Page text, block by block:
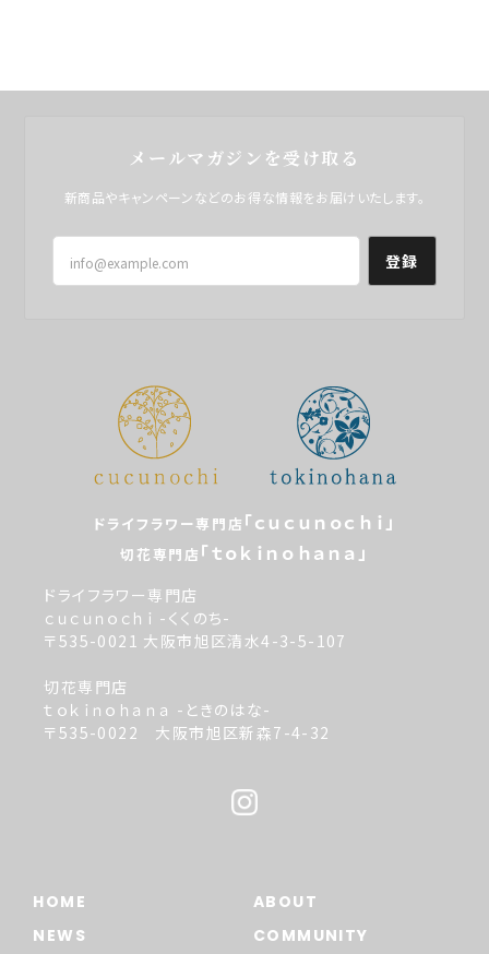
メールマガジンを受け取る
新商品やキャンペーンなどのお得な情報をお届けいたします。
登録
ドライフラワー専門店 「ｃｕｃｕｎｏｃｈｉ」
切花専門店 「ｔｏｋｉｎｏｈａｎａ」
ドライフラワー専門店
ｃｕｃｕｎｏｃｈｉ -くくのち-
〒535-0021 大阪市旭区清水4-3-5-107
切花専門店
ｔｏｋｉｎｏｈａｎａ -ときのはな-
〒535-0022 大阪市旭区新森7-4-32
HOME
ABOUT
NEWS
COMMUNITY